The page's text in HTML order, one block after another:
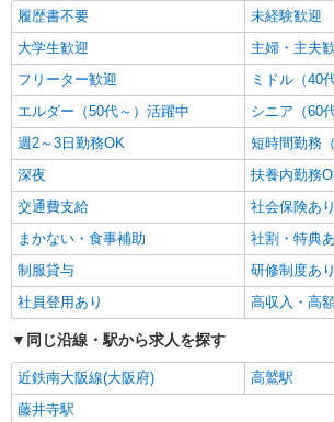
履歴書不要
未経験歓迎
大学生歓迎
主婦・主夫
フリーター歓迎
ミドル（40
エルダー（50代～）活躍中
シニア（60
週2～3日勤務OK
短時間勤務
深夜
扶養内勤務
交通費支給
社会保険あり
まかない・食事補助
社割・特典
制服貸与
研修制度あり
社員登用あり
高収入・高
同じ沿線・駅から求人を探す
近鉄南大阪線(大阪府)
高鷲駅
藤井寺駅